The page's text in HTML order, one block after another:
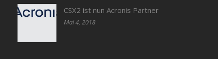
CSX2 ist nun Acronis Partner
Mai 4, 2018